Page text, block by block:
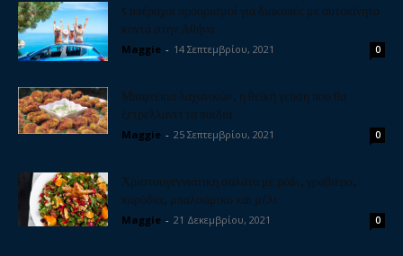
5 υπέροχοι προορισμοί για διακοπές με αυτοκίνητο
κοντά στην Αθήνα
Maggie - 14 Σεπτεμβρίου, 2021 0
Μπιφτέκια λαχανικών, η θεϊκή γεύση που θα
ξετρελλάνει τα παιδιά
Maggie - 25 Σεπτεμβρίου, 2021 0
Χριστουγεννιάτικη σαλάτα με ρόδι, γραβιέρα,
καρύδια, μπαλσάμικο και μέλι
Maggie - 21 Δεκεμβρίου, 2021 0